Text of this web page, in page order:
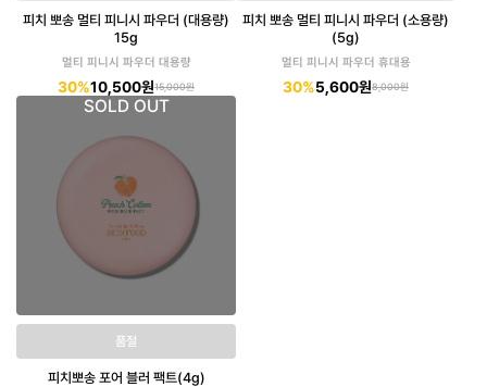
피치 뽀송 멀티 피니시 파우더 (대용량)
15g
멀티 피니시 파우더 대용량
30%10,500원15,000원
피치 뽀송 멀티 피니시 파우더 (소용량)
(5g)
멀티 피니시 파우더 휴대용
30%5,600원8,000원
SOLD OUT
품절
피치뽀송 포어 블러 팩트(4g)